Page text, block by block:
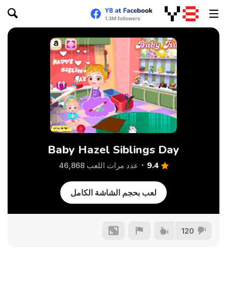
Baby Hazel Siblings Day
9.4 عدد مرات اللعب 46,868
لعب بحجم الشاشة الكامل
120